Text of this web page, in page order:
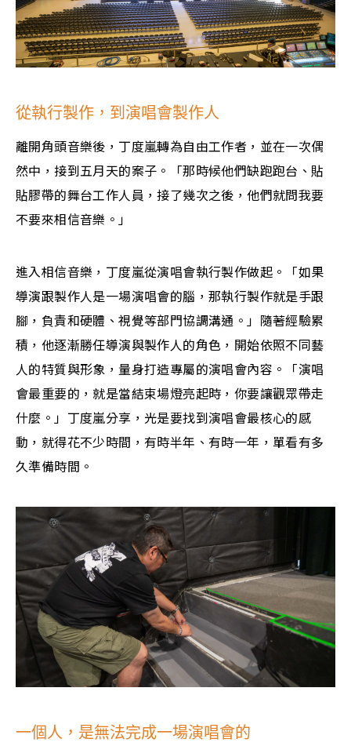
從執行製作，到演唱會製作人
離開角頭音樂後，丁度嵐轉為自由工作者，並在一次偶
然中，接到五月天的案子。「那時候他們缺跑跑台、貼
貼膠帶的舞台工作人員，接了幾次之後，他們就問我要
不要來相信音樂。」
進入相信音樂，丁度嵐從演唱會執行製作做起。「如果
導演跟製作人是一場演唱會的腦，那執行製作就是手跟
腳，負責和硬體、視覺等部門協調溝通。」隨著經驗累
積，他逐漸勝任導演與製作人的角色，開始依照不同藝
人的特質與形象，量身打造專屬的演唱會內容。「演唱
會最重要的，就是當結束場燈亮起時，你要讓觀眾帶走
什麼。」丁度嵐分享，光是要找到演唱會最核心的感
動，就得花不少時間，有時半年、有時一年，單看有多
久準備時間。
一個人，是無法完成一場演唱會的